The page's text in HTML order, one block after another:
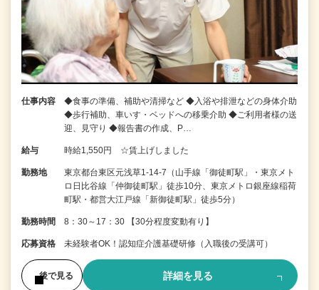
仕事内容
◆食事の準備、補助や清掃など ◆入浴や排泄などの身体介助
◆歩行補助、車いす・ベッドへの移乗介助 ◆ご利用者様の送
迎、見守り ◆報告書の作成、P…
給与 時給1,550円 ☆賃上げしました
勤務地
東京都台東区元浅草1-14-7（山手線「御徒町駅」・東京メト
ロ日比谷線「仲御徒町駅」徒歩10分、東京メトロ銀座線稲荷
町駅・都営大江戸線「新御徒町駅」徒歩5分）
勤務時間 8：30～17：30 【30分程度変動有り】
応募資格 未経験者OK！認知症介護基礎研修（入職後の受講可）
後で見る 詳細を見る